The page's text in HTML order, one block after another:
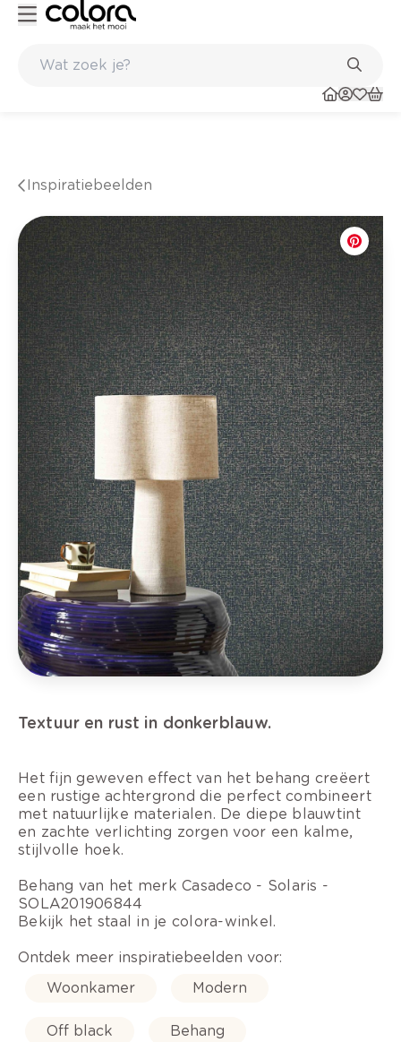
Inspiratiebeelden
Textuur en rust in donkerblauw.
Het fijn geweven effect van het behang creëert
een rustige achtergrond die perfect combineert
met natuurlijke materialen. De diepe blauwtint
en zachte verlichting zorgen voor een kalme,
stijlvolle hoek.
Behang van het merk Casadeco - Solaris -
SOLA201906844
Bekijk het staal in je colora-winkel.
Ontdek meer inspiratiebeelden voor:
Woonkamer
Modern
Off black Behang